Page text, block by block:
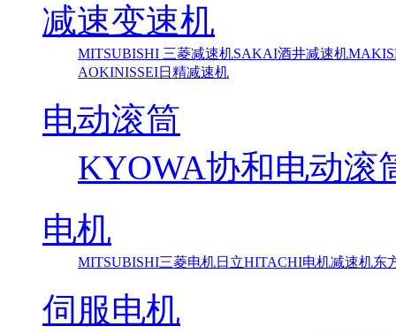
减速变速机
MITSUBISHI 三菱减速机SAKAI酒井减速机
AOKINISSEI日精减速机
电动滚筒
KYOWA协和电动滚
电机
MITSUBISHI三菱电机日立HITACHI电机减速机东
伺服电机